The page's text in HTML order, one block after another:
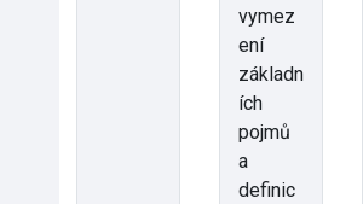
vymez
ení
základn
ích
pojmů
a
definic